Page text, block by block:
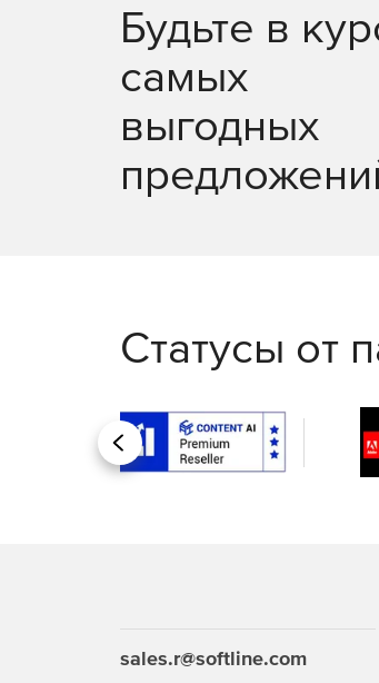
Будьте в
самых
выгодных
Статусы от
Назад
sales.r@softline.com